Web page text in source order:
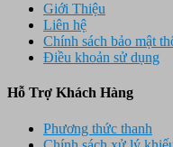
Giới Thiệu
Liên hệ
Chính sách bảo mật
Điều khoản sử dụng
Hỗ Trợ Khách Hàng
Phương thức thanh